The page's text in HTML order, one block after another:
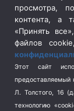
Социальная
Спецоперация
Спецоперация
Спорт (740)
Терроризм (1)
Транспорт (262)
просмотра,
контента, а
«Принять
файлов
Этот сайт
предоставляемый
Л. Толстого, 16
технологию